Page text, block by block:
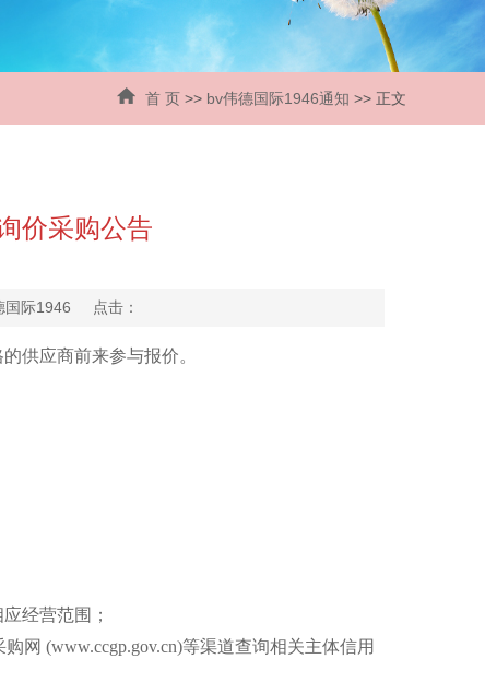
首 页 >> bv伟德国际1946通知 >> 正文
价采购公告
际1946 点击：
供应商前来参与报价。
经营范围；
购网 (www.ccgp.gov.cn)等渠道查询相关主体信用